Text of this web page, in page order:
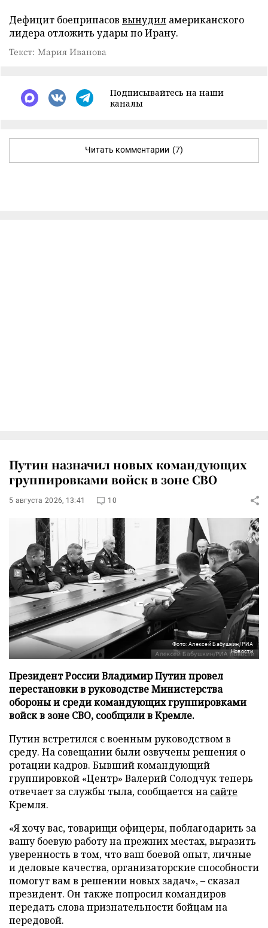
Дефицит боеприпасов вынудил американского
лидера отложить удары по Ирану.
Текст: Мария Иванова
Подписывайтесь на наши
каналы
Читать комментарии (7)
Путин назначил новых командующих
группировками войск в зоне СВО
5 августа 2026, 13:41 10
Фото: Алексей Бабушкин/РИА
Новости
Президент России Владимир Путин провел
перестановки в руководстве Министерства
обороны и среди командующих группировками
войск в зоне СВО, сообщили в Кремле.
Путин встретился с военным руководством в
среду. На совещании были озвучены решения о
ротации кадров. Бывший командующий
группировкой «Центр» Валерий Солодчук теперь
отвечает за службы тыла, сообщается на сайте
Кремля.
«Я хочу вас, товарищи офицеры, поблагодарить за
вашу боевую работу на прежних местах, выразить
уверенность в том, что ваш боевой опыт, личные
и деловые качества, организаторские способности
помогут вам в решении новых задач», – сказал
президент. Он также попросил командиров
передать слова признательности бойцам на
передовой.